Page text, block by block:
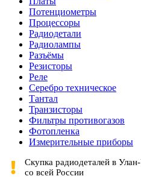
Потенциометры
Процессоры
Радиодетали
Радиолампы
Разъёмы
Резисторы
Реле
Серебро техническое
Тантал
Транзисторы
Фильтры противогазов
Фотопленка
Измерительные приборы
Скупка радиодеталей в
со всей России